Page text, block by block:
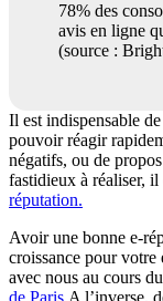
78% des
avis en ligne
(source :
Il est indispensable
pouvoir réagir
négatifs, ou de
fastidieux à réaliser, il
réputation.
Avoir une bonne e-
croissance pour votre
avec nous au cours